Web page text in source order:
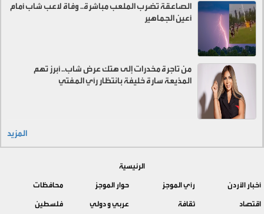
الصاعقة تضرب الملعب مباشرة.. وفاة لاعب شاب أمام
أعين الجماهير
من تاجرة مخدرات إلى هتك عرض شاب.. أبرز تهم
المذيعة سارة خليفة بانتظار رأي المفتي
المزيد
الرئيسية
أخبار الأردن
رأي الموجز حوار الموجز
محافظات
اقتصاد
ثقافة عربي و دولي فلسطين